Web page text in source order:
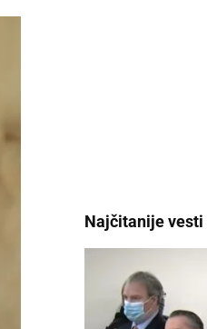
Najčitanije vesti